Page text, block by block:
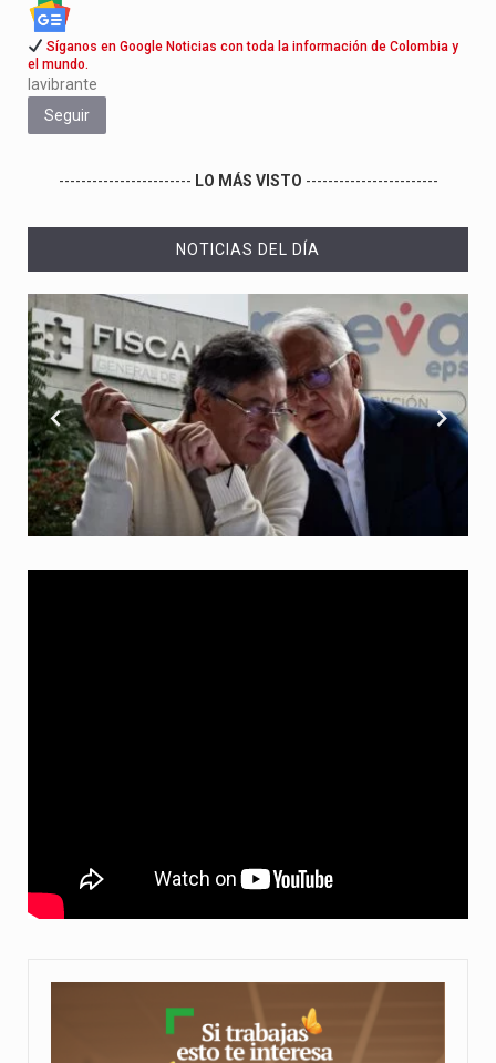
Síganos en Google Noticias con toda la información de Colombia y
el mundo.
lavibrante
Seguir
------------------------ LO MÁS VISTO ------------------------
NOTICIAS DEL DÍA